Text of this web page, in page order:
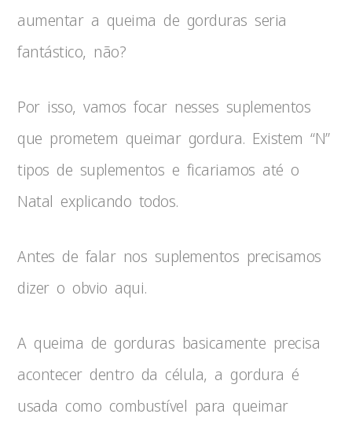
aumentar a queima de gorduras seria
fantástico, não?
Por isso, vamos focar nesses suplementos
que prometem queimar gordura. Existem “N”
tipos de suplementos e ficariamos até o
Natal explicando todos.
Antes de falar nos suplementos precisamos
dizer o obvio aqui.
A queima de gorduras basicamente precisa
acontecer dentro da célula, a gordura é
usada como combustível para queimar